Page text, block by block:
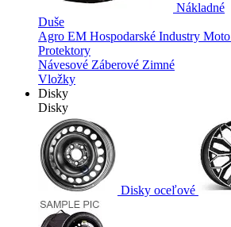
Nákladné
Duše
Agro EM Hospodarské Industry Moto
Protektory
Návesové Záberové Zimné
Vložky
Disky
Disky
Disky oceľové